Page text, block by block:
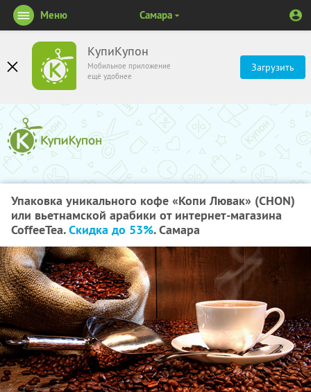
КупиКупон
Мобильное приложение
ещё удобнее
Загрузить
Меню Самара
Упаковка уникального кофе «Копи Лювак» (CHON)
или вьетнамской арабики от интернет-магазина
CoffeeTea.Скидка до 53%. Самара